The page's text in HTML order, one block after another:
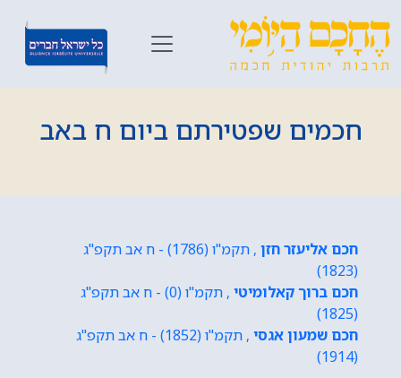
חכמים שפטירתם ביום ח באב
חכם אליעזר חזן
, תקמ"ו (1786) - ח אב תקפ"ג
(1823)
חכם ברוך קאלומיטי
, תקמ"ו (0) - ח אב תקפ"ג
(1825)
חכם שמעון אגסי
, תקמ"ו (1852) - ח אב תקפ"ג
(1914)